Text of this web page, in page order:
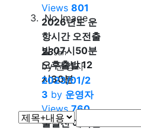
Views 801
2026년도 운
항시간 오전출
발 07시50분
오후출발 12
시30분
No Image
23Jan
by 운영자
2023/01/2
3 by 운영자
Views760
출발전 예약안